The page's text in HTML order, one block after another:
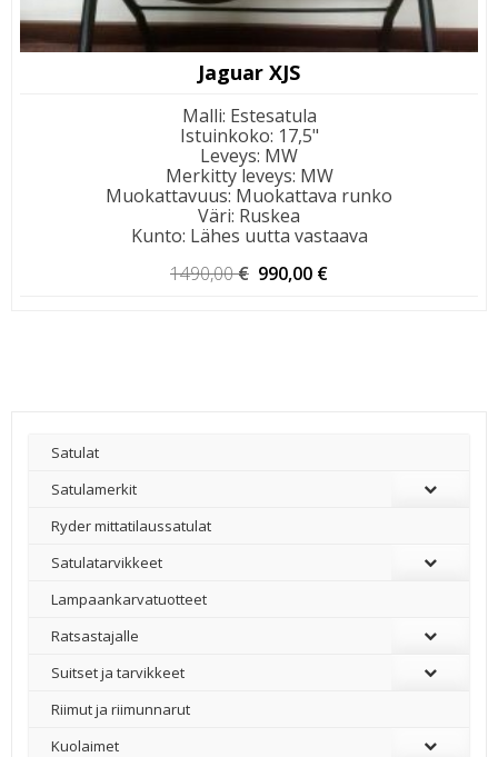
Jaguar XJS
Malli: Estesatula
Istuinkoko: 17,5"
Leveys: MW
Merkitty leveys: MW
Muokattavuus: Muokattava runko
Väri: Ruskea
Kunto: Lähes uutta vastaava
1490,00€ Alkuperäinen
990,00 €
Satulat
Satulamerkit
Ryder mittatilaussatulat
Satulatarvikkeet
–
Lampaankarvatuotteet
Ratsastajalle
Suitset ja tarvikkeet
Riimut ja riimunnarut
Kuolaimet